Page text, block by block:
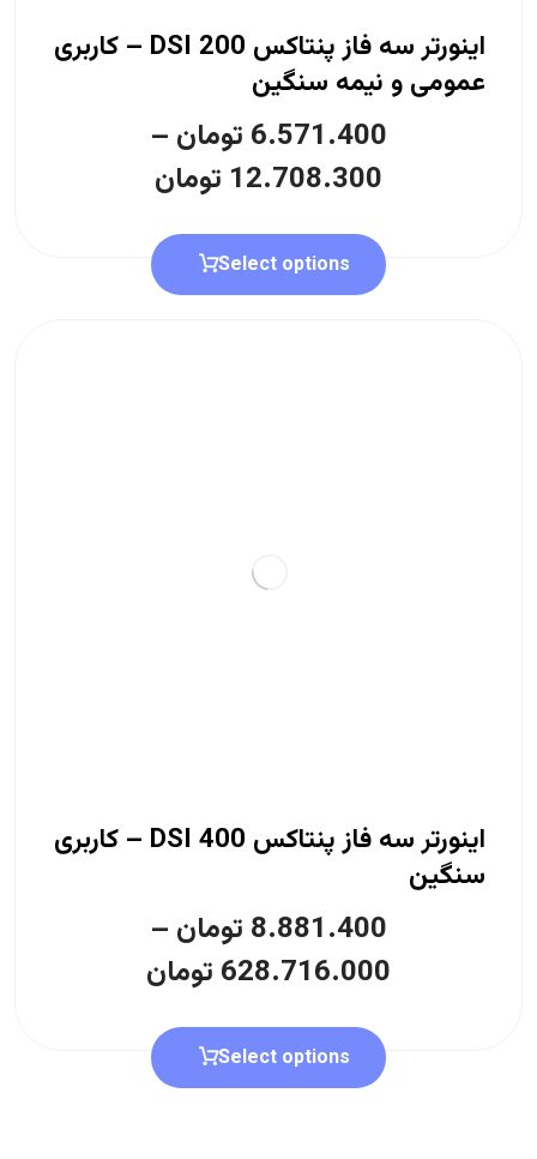
اینورتر سه فاز پنتاکس DSI 200 – کاربری
عمومی و نیمه سنگین
6.571.400 تومان –
12.708.300 تومان
Select options
اینورتر سه فاز پنتاکس DSI 400 – کاربری
سنگین
8.881.400 تومان –
628.716.000 تومان
Select options